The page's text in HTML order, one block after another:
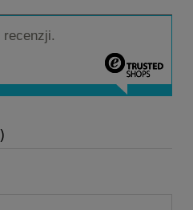
recenzji.